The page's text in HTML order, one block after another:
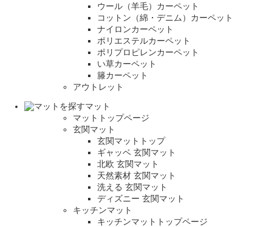
ウール（羊毛）カーペット
コットン（綿・デニム）カーペット
ナイロンカーペット
ポリエステルカーペット
ポリプロピレンカーペット
い草カーペット
籐カーペット
アウトレット
マット
マットトップページ
玄関マット
玄関マットトップ
ギャッベ 玄関マット
北欧 玄関マット
天然素材 玄関マット
洗える 玄関マット
ディズニー 玄関マット
キッチンマット
キッチンマットトップページ